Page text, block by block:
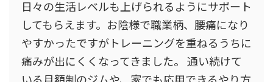
日々の生活レベルも上げられるようにサポート
してもらえます。お陰様で職業柄、腰痛になり
やすかったですがトレーニングを重ねるうちに
痛みが出にくくなってきました。 通い続けて